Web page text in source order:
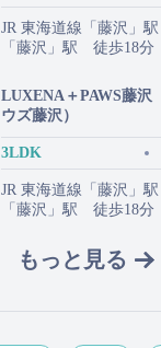
JR 東海道線「藤沢」
「藤沢」駅 徒歩18分
LUXENA＋PAWS藤
ウズ藤沢）
3LDK
JR 東海道線「藤沢」
「藤沢」駅 徒歩18分
もっと見る